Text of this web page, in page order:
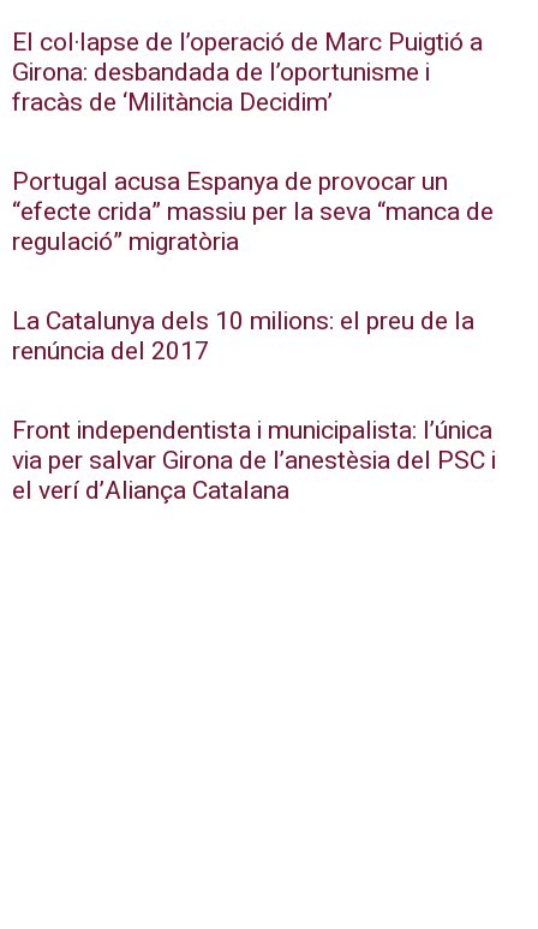
El col·lapse de l’operació de Marc Puigtió a
Girona: desbandada de l’oportunisme i
fracàs de ‘Militància Decidim’
Portugal acusa Espanya de provocar un
“efecte crida” massiu per la seva “manca de
regulació” migratòria
La Catalunya dels 10 milions: el preu de la
renúncia del 2017
Front independentista i municipalista: l’única
via per salvar Girona de l’anestèsia del PSC i
el verí d’Aliança Catalana